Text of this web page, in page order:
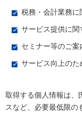
税務・会計業務
サービス提供に
セミナー等のご案
サービス向上の
取得する個人情報は、
スなど、必要最低限の